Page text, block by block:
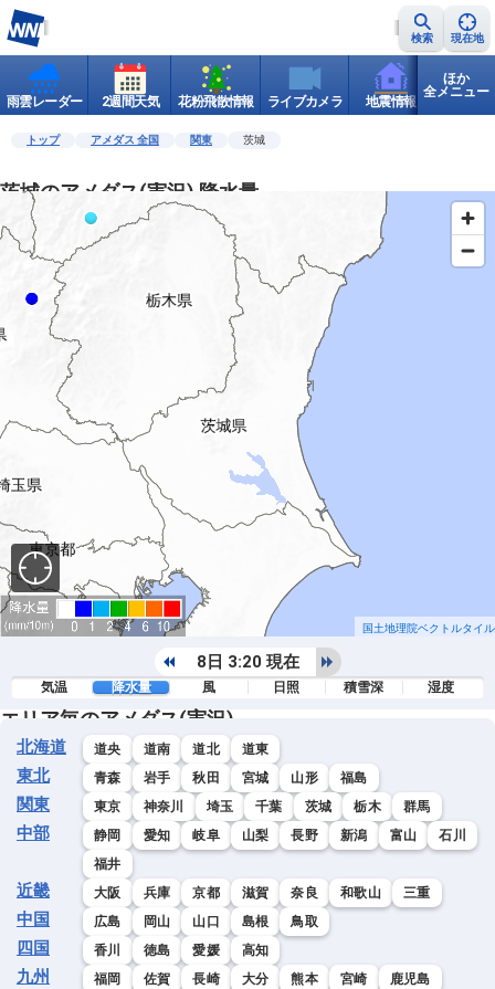
検索 現在地
雨雲レーダー 2週間天気 花粉飛散情報 ライブカメラ 地震情報 世界天
ほか
全メニュー
トップ アメダス 全国 関東 茨城
茨城のアメダス(実況) 降水量
国土地理院ベクトルタイル
8日 3:20 現在
気温 降水量 風 日照 積雪深 湿度
エリア毎のアメダス(実況)
北海道 道央 道南 道北 道東
東北 青森 岩手 秋田 宮城 山形 福島
関東 東京 神奈川 埼玉 千葉 茨城 栃木 群馬
中部 静岡 愛知 岐阜 山梨 長野 新潟 富山
石川
福井
近畿 大阪 兵庫 京都 滋賀 奈良 和歌山 三重
中国 広島 岡山 山口 島根 鳥取
四国 香川 徳島 愛媛 高知
九州 福岡 佐賀 長崎 大分 熊本 宮崎 鹿児島